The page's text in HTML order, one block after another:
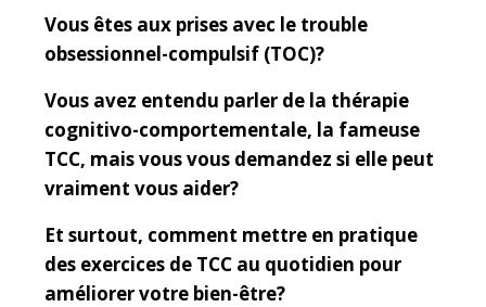
Vous êtes aux prises avec le trouble
obsessionnel-compulsif (TOC)?
Vous avez entendu parler de la thérapie
cognitivo-comportementale, la fameuse
TCC, mais vous vous demandez si elle peut
vraiment vous aider?
Et surtout, comment mettre en pratique
des exercices de TCC au quotidien pour
améliorer votre bien-être?